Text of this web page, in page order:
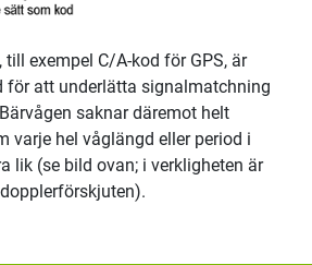
till exempel C/A-kod för GPS, är
för att underlätta signalmatchning
saknar däremot helt
varje hel våglängd eller period i
lik (se bild ovan; i verkligheten är